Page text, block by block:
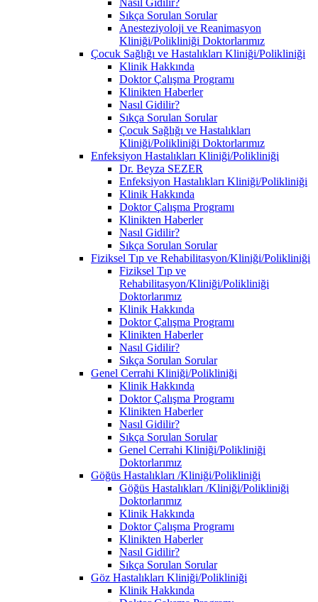
Sıkça Sorulan Sorular
Anesteziyoloji ve Reanimasyon
Kliniği/Polikliniği Doktorlarımız
Çocuk Sağlığı ve Hastalıkları Kliniği/Polikliniği
Klinik Hakkında
Doktor Çalışma Programı
Klinikten Haberler
Nasıl Gidilir?
Sıkça Sorulan Sorular
Çocuk Sağlığı ve Hastalıkları
Kliniği/Polikliniği Doktorlarımız
Enfeksiyon Hastalıkları Kliniği/Polikliniği
Dr. Beyza SEZER
Enfeksiyon Hastalıkları Kliniği/Polikliniği
Klinik Hakkında
Doktor Çalışma Programı
Klinikten Haberler
Nasıl Gidilir?
Sıkça Sorulan Sorular
Fiziksel Tıp ve Rehabilitasyon/Kliniği/Polikliniği
Fiziksel Tıp ve
Rehabilitasyon/Kliniği/Polikliniği
Doktorlarımız
Klinik Hakkında
Doktor Çalışma Programı
Klinikten Haberler
Nasıl Gidilir?
Sıkça Sorulan Sorular
Genel Cerrahi Kliniği/Polikliniği
Klinik Hakkında
Doktor Çalışma Programı
Klinikten Haberler
Nasıl Gidilir?
Sıkça Sorulan Sorular
Genel Cerrahi Kliniği/Polikliniği
Doktorlarımız
Göğüs Hastalıkları /Kliniği/Polikliniği
Göğüs Hastalıkları /Kliniği/Polikliniği
Doktorlarımız
Klinik Hakkında
Doktor Çalışma Programı
Klinikten Haberler
Nasıl Gidilir?
Sıkça Sorulan Sorular
Göz Hastalıkları Kliniği/Polikliniği
Klinik Hakkında